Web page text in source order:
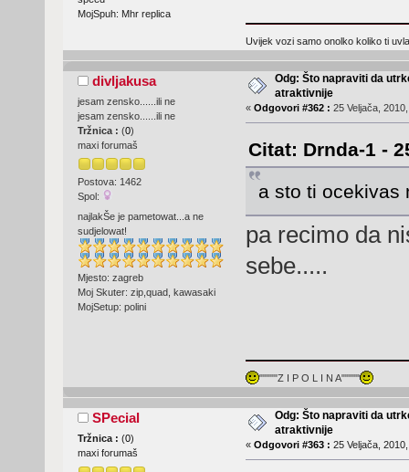
MojSpuh: Mhr replica
Uvijek vozi samo onolko koliko ti
divljakusa
jesam zensko......ili ne
jesam zensko......ili ne
Tržnica : (0)
maxi forumaš
Postova: 1462
Spol:
najlakŠe je pametowat...a ne
sudjelowat!
Mjesto: zagreb
Moj Skuter: zip,quad, kawasaki
MojSetup: polini
Odg: Što napraviti da
atraktivnije
« Odgovori #362 : 25 Veljača,
Citat: Drnda-1 -
a sto ti ocekivas
pa recimo da
sebe.....
"""""Z I P O L I N A"""""
SPecial
Tržnica : (0)
maxi forumaš
Odg: Što napraviti da
atraktivnije
« Odgovori #363 : 25 Veljača,